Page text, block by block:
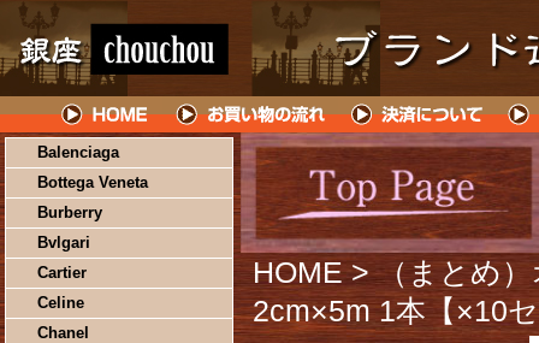
Balenciaga
Bottega Veneta
Burberry
Bvlgari
Cartier
Celine
Chanel
HOME > （まとめ
2cm×5m 1本【×10